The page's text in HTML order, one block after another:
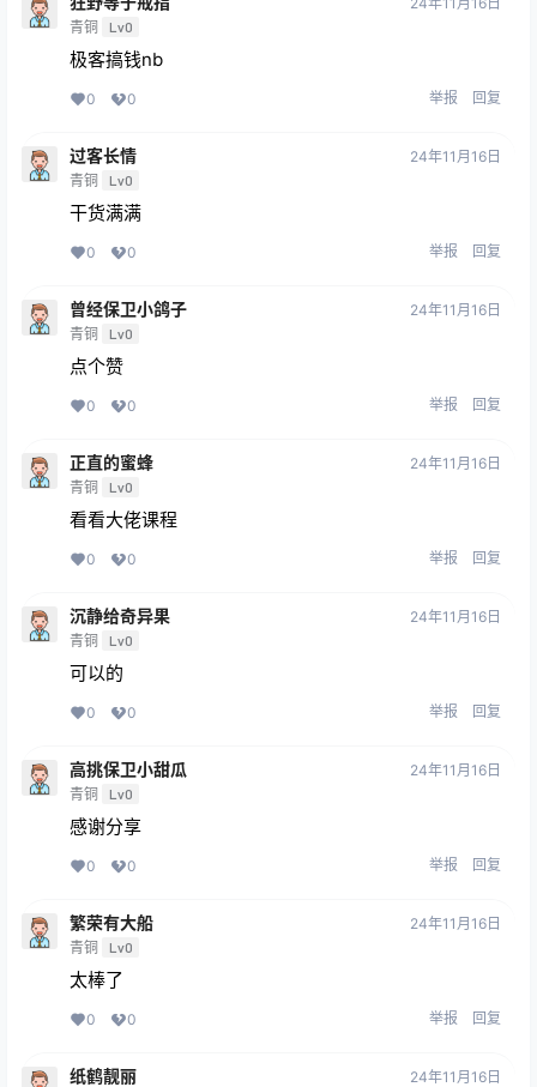
青铜 Lv0
极客搞钱nb
0 0 举报 回复
过客长情
青铜 Lv0
24年11月16日
干货满满
0 0 举报 回复
曾经保卫小鸽子
青铜 Lv0
24年11月16日
点个赞
0 0 举报 回复
正直的蜜蜂
青铜 Lv0
24年11月16日
看看大佬课程
0 0 举报 回复
沉静给奇异果
青铜 Lv0
24年11月16日
可以的
0 0 举报 回复
高挑保卫小甜瓜
青铜 Lv0
24年11月16日
感谢分享
0 0 举报 回复
繁荣有大船
青铜 Lv0
24年11月16日
太棒了
0 0 举报 回复
纸鹤靓丽 24年11月16日